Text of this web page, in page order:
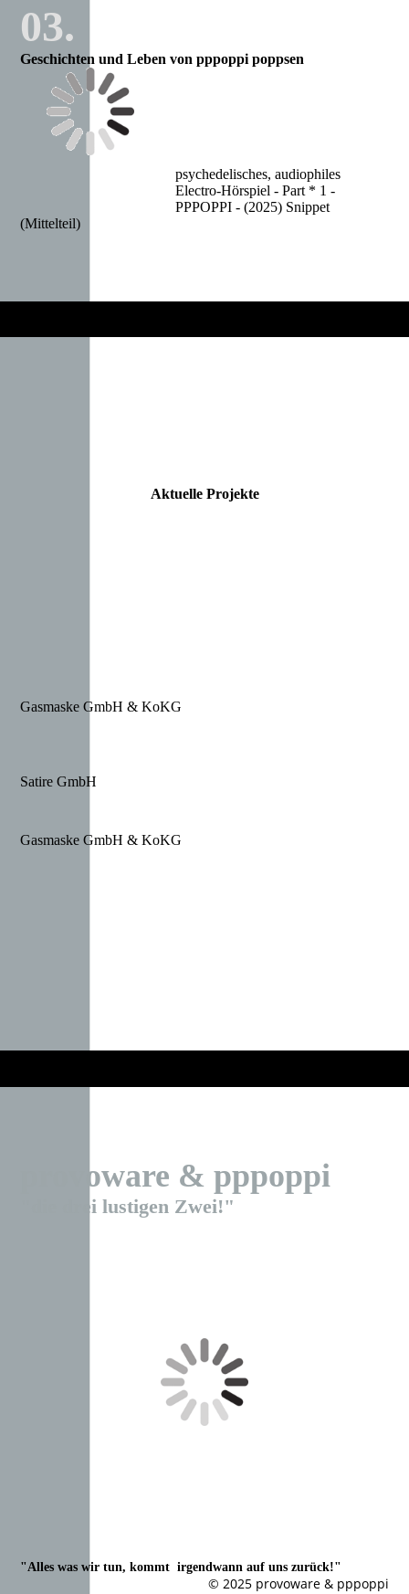
03.
Geschichten und Leben von pppoppi poppsen
psychedelisches, audiophiles
Electro-Hörspiel - Part * 1 -
PPPOPPI - (2025) Snippet
(Mittelteil)
Aktuelle Projekte
Gasmaske GmbH & KoKG
Satire GmbH
Gasmaske GmbH & KoKG
provoware & pppoppi
"die drei lustigen Zwei!"
"Alles was wir tun, kommt irgendwann auf uns zurück!"
© 2025 provoware & pppoppi